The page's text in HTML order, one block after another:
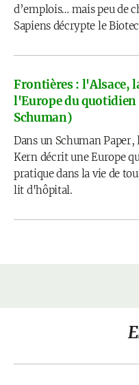
d’emplois… mais peu de
Sapiens décrypte le
Frontières : l'Alsace,
l'Europe du
Schuman)
Dans un Schuman
Kern décrit une Europe
pratique dans la vie de
lit d'hôpital.